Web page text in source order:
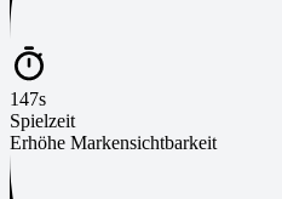
147s
Spielzeit
Erhöhe Markensichtbarkeit